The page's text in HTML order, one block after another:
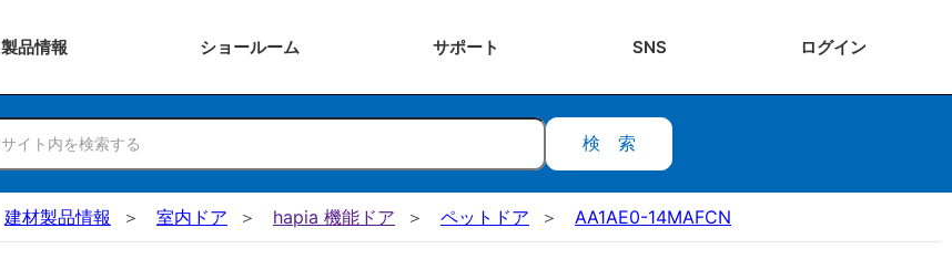
製品情報 ショールーム サポート SNS ログイン
検索
建材製品情報 室内ドア hapia 機能ドア ペットドア AA1AE0-14MAFCN